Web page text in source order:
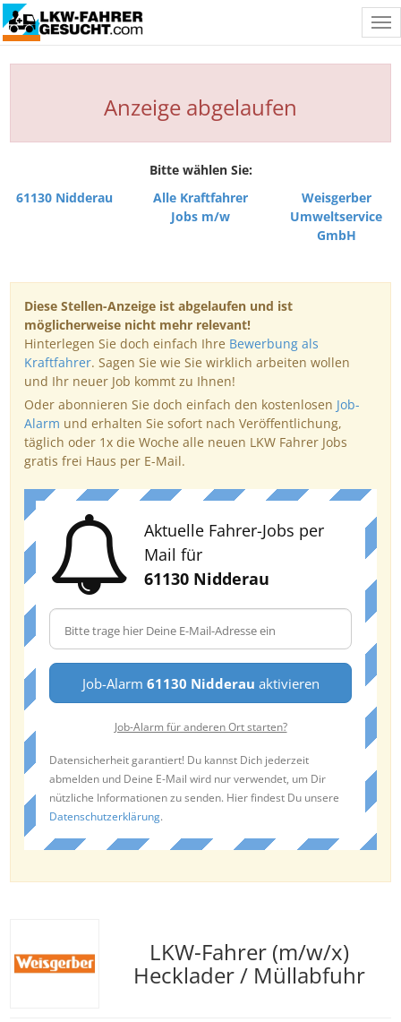
Anzeige abgelaufen
Bitte wählen Sie:
61130 Nidderau
Alle Kraftfahrer
Jobs m/w
Weisgerber
Umweltservice
GmbH
Diese Stellen-Anzeige ist abgelaufen und ist
möglicherweise nicht mehr relevant!
Hinterlegen Sie doch einfach Ihre Bewerbung als
Kraftfahrer. Sagen Sie wie Sie wirklich arbeiten wollen
und Ihr neuer Job kommt zu Ihnen!
Oder abonnieren Sie doch einfach den kostenlosen Job-
Alarm und erhalten Sie sofort nach Veröffentlichung,
täglich oder 1x die Woche alle neuen LKW Fahrer Jobs
gratis frei Haus per E-Mail.
Aktuelle Fahrer-Jobs per
Mail für
61130 Nidderau
Job-Alarm 61130 Nidderau aktivieren
Job-Alarm für anderen Ort starten?
Datensicherheit garantiert! Du kannst Dich jederzeit
abmelden und Deine E-Mail wird nur verwendet, um Dir
nützliche Informationen zu senden. Hier findest Du unsere
Datenschutzerklärung.
LKW-Fahrer (m/w/x)
Hecklader / Müllabfuhr